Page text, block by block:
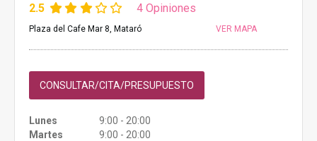
2.5 4 Opiniones
Plaza del Cafe Mar 8, Mataró VER MAPA
CONSULTAR/CITA/PRESUPUESTO
Lunes
9:00 - 20:00
Martes
9:00 - 20:00